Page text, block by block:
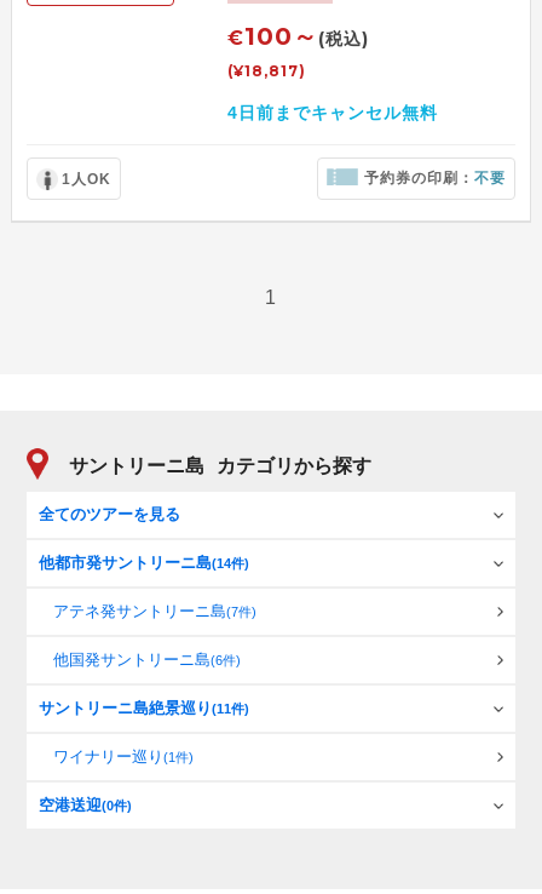
€100～ (税込)
(¥18,817)
4日前までキャンセル無料
1人OK 予約券の印刷：不要
1
サントリーニ島 カテゴリから探す
全てのツアーを見る
他都市発サントリーニ島(14件)
アテネ発サントリーニ島(7件)
他国発サントリーニ島(6件)
サントリーニ島絶景巡り(11件)
ワイナリー巡り(1件)
空港送迎(0件)